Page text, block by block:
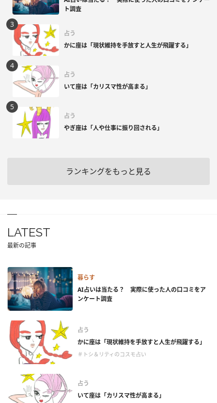
ト調査
占う
かに座は「現状維持を手放すと人生が飛躍する」
占う
いて座は「カリスマ性が高まる」
占う
やぎ座は「人や仕事に振り回される」
ランキングをもっと見る
LATEST
最新の記事
暮らす
AI占いは当たる？ 実際に使った人の口コミをア
ンケート調査
占う
かに座は「現状維持を手放すと人生が飛躍する」
＃トシ＆リティのコスモ占い
占う
いて座は「カリスマ性が高まる」